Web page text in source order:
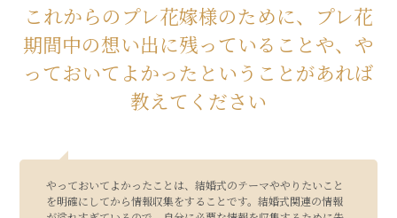
これからのプレ花嫁様のために、プレ花
期間中の想い出に残っていることや、や
っておいてよかったということがあれば
教えてください
やっておいてよかったことは、結婚式のテーマややりたいこと
を明確にしてから情報収集をすることです。結婚式関連の情報